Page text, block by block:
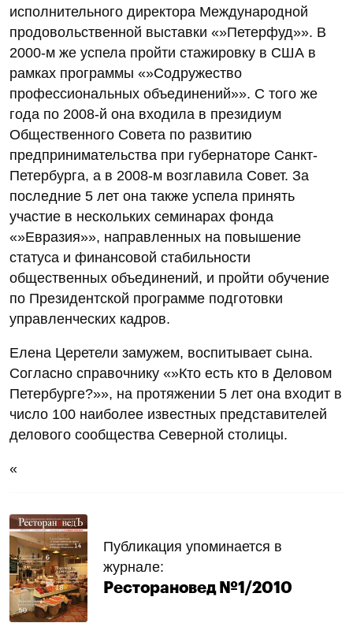
исполнительного директора Международной
продовольственной выставки «»Петерфуд»». В
2000-м же успела пройти стажировку в США в
рамках программы «»Содружество
профессиональных объединений»». С того же
года по 2008-й она входила в президиум
Общественного Совета по развитию
предпринимательства при губернаторе Санкт-
Петербурга, а в 2008-м возглавила Совет. За
последние 5 лет она также успела принять
участие в нескольких семинарах фонда
«»Евразия»», направленных на повышение
статуса и финансовой стабильности
общественных объединений, и пройти обучение
по Президентской программе подготовки
управленческих кадров.
Елена Церетели замужем, воспитывает сына.
Согласно справочнику «»Кто есть кто в Деловом
Петербурге?»», на протяжении 5 лет она входит в
число 100 наиболее известных представителей
делового сообщества Северной столицы.
«
Публикация упоминается в
журнале:
Ресторановед №1/2010